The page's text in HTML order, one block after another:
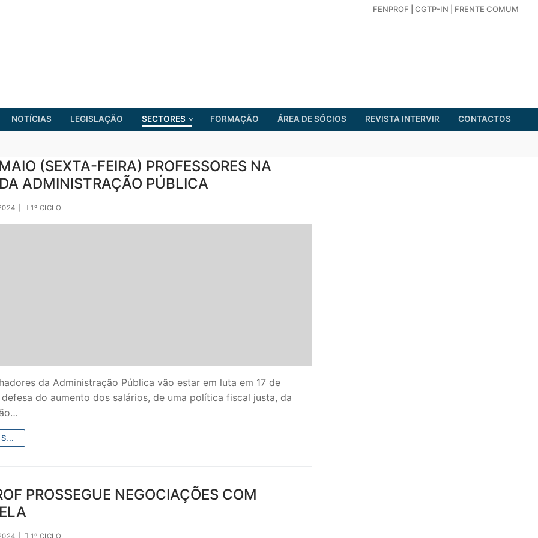
FENPROF CGTP-IN FRENTE COMUM
NOTÍCIAS LEGISLAÇÃO SECTORES FORMAÇÃO ÁREA DE SÓCIOS REVISTA INTERVIR CONTACTOS
FRENTE COMUM
/ MISERICÓRDIAS
(SEXTA-FEIRA) PROFESSORES NA
ADMINISTRAÇÃO PÚBLICA
1º CICLO
da Administração Pública vão estar em luta em 17 de
defesa do aumento dos salários, de uma política fiscal justa, da
PROSSEGUE NEGOCIAÇÕES COM
1º CICLO